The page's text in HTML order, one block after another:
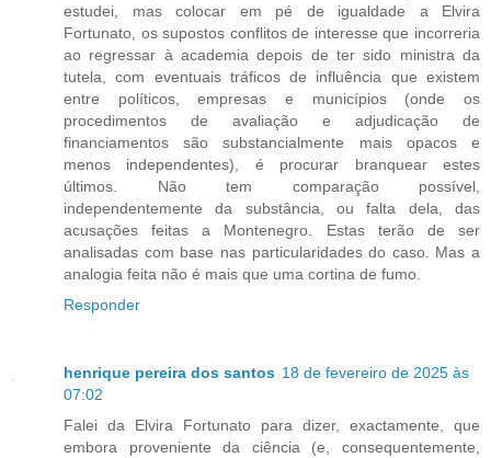
estudei, mas colocar em pé de igualdade a Elvira
Fortunato, os supostos conflitos de interesse que incorreria
ao regressar à academia depois de ter sido ministra da
tutela, com eventuais tráficos de influência que existem
entre políticos, empresas e municípios (onde os
procedimentos de avaliação e adjudicação de
financiamentos são substancialmente mais opacos e
menos independentes), é procurar branquear estes
últimos. Não tem comparação possível,
independentemente da substância, ou falta dela, das
acusações feitas a Montenegro. Estas terão de ser
analisadas com base nas particularidades do caso. Mas a
analogia feita não é mais que uma cortina de fumo.
Responder
henrique pereira dos santos 18 de fevereiro de 2025 às
07:02
Falei da Elvira Fortunato para dizer, exactamente, que
embora proveniente da ciência (e, consequentemente,